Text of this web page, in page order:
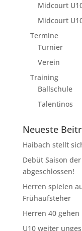
Midcourt
Midcourt
Termine
Turnier
Verein
Training
Ballschule
Talentinos
Neueste
Haibach stellt
Debüt Saison
abgeschlossen!
Herren spielen
Frühaufsteher
Herren 40
U10 weiter